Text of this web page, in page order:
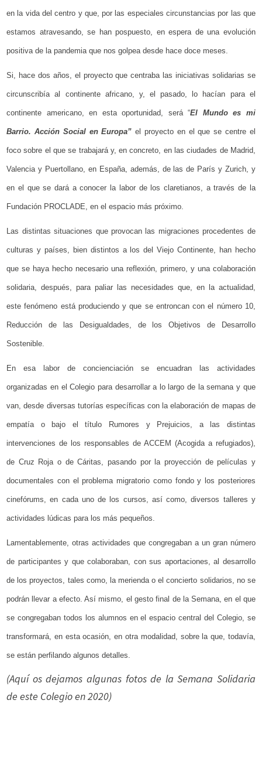
en la vida del centro y que, por las especiales circunstancias por las que
estamos atravesando, se han pospuesto, en espera de una evolución
positiva de la pandemia que nos golpea desde hace doce meses.
Si, hace dos años, el proyecto que centraba las iniciativas solidarias se
circunscribía al continente africano, y, el pasado, lo hacían para el
continente americano, en esta oportunidad, será “El Mundo es mi
Barrio. Acción Social en Europa” el proyecto en el que se centre el
foco sobre el que se trabajará y, en concreto, en las ciudades de Madrid,
Valencia y Puertollano, en España, además, de las de París y Zurich, y
en el que se dará a conocer la labor de los claretianos, a través de la
Fundación PROCLADE, en el espacio más próximo.
Las distintas situaciones que provocan las migraciones procedentes de
culturas y países, bien distintos a los del Viejo Continente, han hecho
que se haya hecho necesario una reflexión, primero, y una colaboración
solidaria, después, para paliar las necesidades que, en la actualidad,
este fenómeno está produciendo y que se entroncan con el número 10,
Reducción de las Desigualdades, de los Objetivos de Desarrollo
Sostenible.
En esa labor de concienciación se encuadran las actividades
organizadas en el Colegio para desarrollar a lo largo de la semana y que
van, desde diversas tutorías específicas con la elaboración de mapas de
empatía o bajo el título Rumores y Prejuicios, a las distintas
intervenciones de los responsables de ACCEM (Acogida a refugiados),
de Cruz Roja o de Cáritas, pasando por la proyección de películas y
documentales con el problema migratorio como fondo y los posteriores
cinefórums, en cada uno de los cursos, así como, diversos talleres y
actividades lúdicas para los más pequeños.
Lamentablemente, otras actividades que congregaban a un gran número
de participantes y que colaboraban, con sus aportaciones, al desarrollo
de los proyectos, tales como, la merienda o el concierto solidarios, no se
podrán llevar a efecto. Así mismo, el gesto final de la Semana, en el que
se congregaban todos los alumnos en el espacio central del Colegio, se
transformará, en esta ocasión, en otra modalidad, sobre la que, todavía,
se están perfilando algunos detalles.
(Aquí os dejamos algunas fotos de la Semana Solidaria
de este Colegio en 2020)